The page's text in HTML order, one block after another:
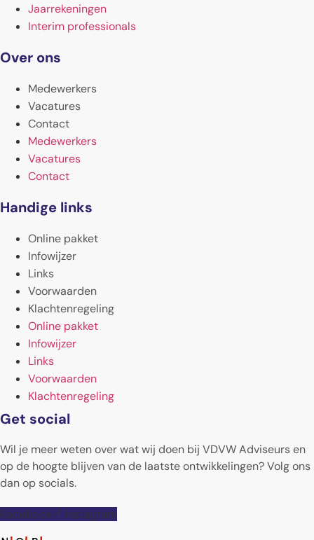
Jaarrekeningen
Interim professionals
Over ons
Medewerkers
Vacatures
Contact
Medewerkers
Vacatures
Contact
Handige links
Online pakket
Infowijzer
Links
Voorwaarden
Klachtenregeling
Online pakket
Infowijzer
Links
Voorwaarden
Klachtenregeling
Get social
Wil je meer weten over wat wij doen bij VDVW Adviseurs en
op de hoogte blijven van de laatste ontwikkelingen? Volg ons
dan op socials.
Facebook-f Instagram